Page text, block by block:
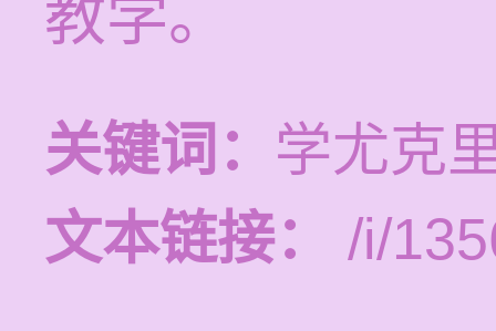
教学。
关键词： 学尤克
文本链接：
/i/